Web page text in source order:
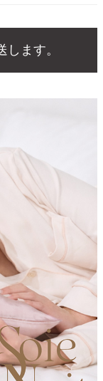
ます。